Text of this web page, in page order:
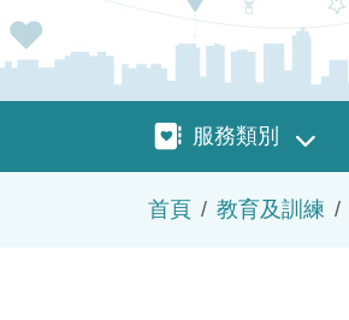
服務類別服務類別
首頁 教育及訓練